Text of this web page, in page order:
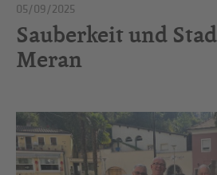
05/09/2025
Sauberkeit und
Meran